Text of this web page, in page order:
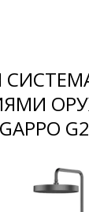
ванных
мойки
GAPPO